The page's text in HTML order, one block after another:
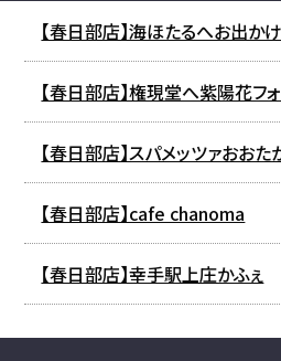
【春日部店】海ほたるへお出か
【春日部店】権現堂へ紫陽花フ
【春日部店】スパメッツァおおた
【春日部店】cafe chanoma
【春日部店】幸手駅上庄かふぇ